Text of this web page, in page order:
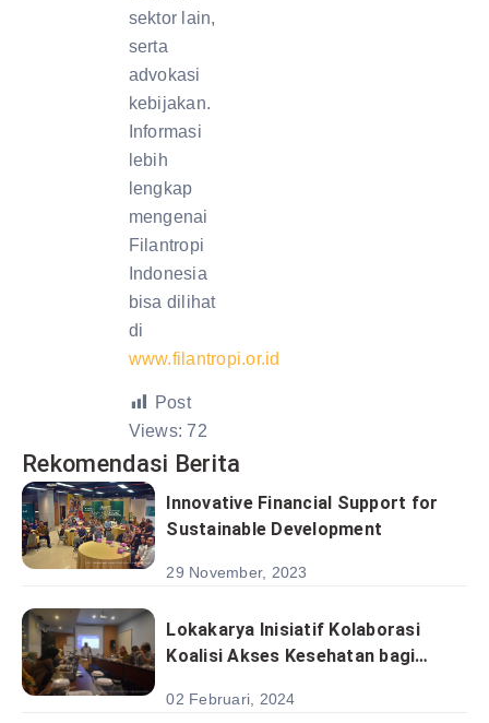
sektor lain,
serta
advokasi
kebijakan.
Informasi
lebih
lengkap
mengenai
Filantropi
Indonesia
bisa dilihat
di
www.filantropi.or.id
Post
Views: 72
Rekomendasi Berita
Innovative Financial Support for
Sustainable Development
29 November, 2023
Lokakarya Inisiatif Kolaborasi
Koalisi Akses Kesehatan bagi
Rentan
02 Februari, 2024